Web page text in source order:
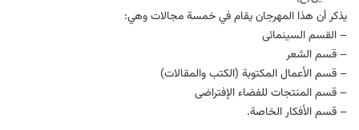
یذكر أن هذا المهرجان یقام في خمسة مجالات وهي:
– القسم السینمائی
– قسم الشعر
– قسم الأعمال المکتوبة (الکتب والمقالات)
– قسم المنتجات للفضاء الإفتراضی
– قسم الأفكار الخاصة.